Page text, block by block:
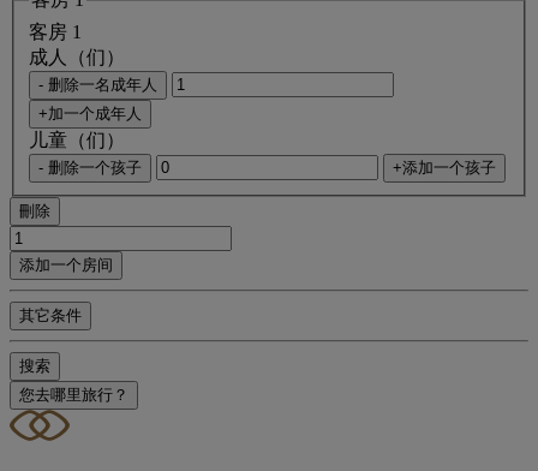
客房 1
成人（们）
- 删除一名成年人
+加一个成年人
儿童（们）
- 删除一个孩子 +添加一个孩子
刪除
添加一个房间
其它条件
搜索
您去哪里旅行？